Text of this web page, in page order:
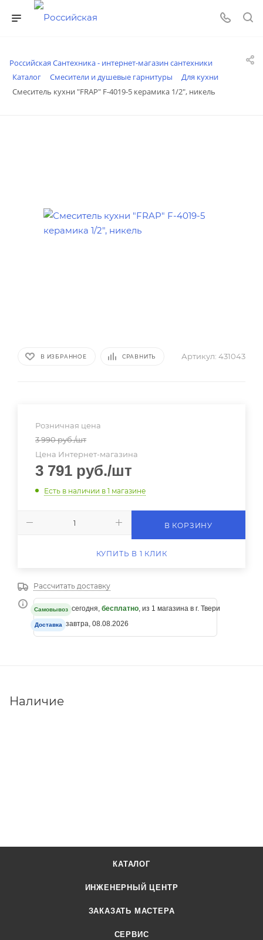
Российская Сантехника - интернет-магазин сантехники
Каталог
Смесители и душевые гарнитуры
Для кухни
Смеситель кухни "FRAP" F-4019-5 керамика 1/2", никель
В ИЗБРАННОЕ СРАВНИТЬ Артикул: 431043
Розничная цена
3 990руб./шт
Цена Интернет-магазина
3 791 руб./шт
Есть в наличии в 1 магазине
В КОРЗИНУ
КУПИТЬ В 1 КЛИК
Рассчитать доставку
Самовывоз сегодня, бесплатно , из 1 магазина в г. Твери
Доставка завтра, 08.08.2026
Наличие
КАТАЛОГ
ИНЖЕНЕРНЫЙ ЦЕНТР
ЗАКАЗАТЬ МАСТЕРА
СЕРВИС